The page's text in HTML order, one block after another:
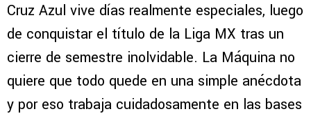
Cruz Azul vive días realmente especiales, luego
de conquistar el título de la Liga MX tras un
cierre de semestre inolvidable. La Máquina no
quiere que todo quede en una simple anécdota
y por eso trabaja cuidadosamente en las bases